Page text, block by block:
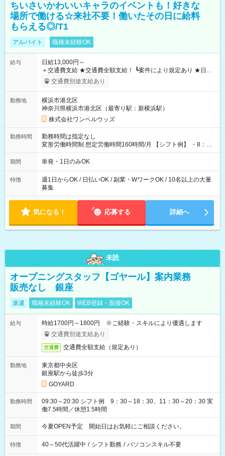
ちいさいかわいいキャラのイベントも！好きな
場所で働ける☆来社不要！働いたその日に給料
もらえる◎/T1
アルバイト 職種未経験OK
給与
日給13,000円～
＋交通費支給 ★交通費全額支給！ ┗案件により規定あり ★日払
いOK！（規定あり） ┗働いたその日に現金GET♪ お仕事後はコ
ンビニATMから 日払い分を引き落とせます！ 【試用期間】試
交通費別途支給あり
勤務地
横浜市港北区
神奈川県横浜市港北区（最寄り駅：新横浜駅）
株式会社ワンベルウッズ
勤務時間
勤務時間は指定なし
変形労働時間制 想定労働時間160時間/月 【シフト例】 ・8：00
～21：00
期間 単発・1日のみOK
特徴
週1日からOK / 日払いOK / 副業・WワークOK / 10名以上の大量
募集
気になる！ 応募する 詳細へ
未読
オープニングスタッフ【ゴヤール】案内業務
販売なし 銀座
派遣 職種未経験OK WEB登録・面接OK
給与
時給1700円～1800円 ※ご経験・スキルにより優遇します
交通費別途支給あり
交通費 交通費全額支給（規定あり）
勤務地
東京都中央区
銀座駅から徒歩3分
GOYARD
勤務時間
09:30～20:30 シフト例 9：30～18：30、11：30～20：30 実
働7.5時間／休憩1.5時間
期間 今夏OPEN予定 開始日はお気軽にご相談ください。
特徴 40～50代活躍中 / シフト勤務 / パソコンスキル不要